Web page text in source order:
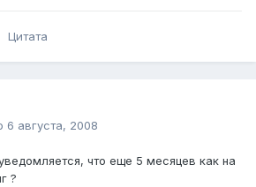
Цитата
6 августа, 2008
что еще 5 месяцев как на
?